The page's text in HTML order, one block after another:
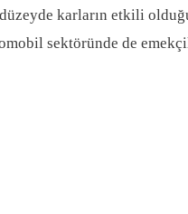
karların etkili
sektöründe de